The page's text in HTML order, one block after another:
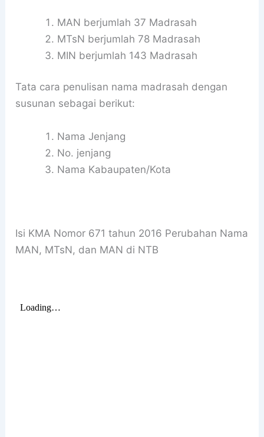
MAN berjumlah 37 Madrasah
MTsN berjumlah 78 Madrasah
MIN berjumlah 143 Madrasah
Tata cara penulisan nama madrasah dengan
susunan sebagai berikut:
Nama Jenjang
No. jenjang
Nama Kabaupaten/Kota
Isi KMA Nomor 671 tahun 2016 Perubahan Nama
MAN, MTsN, dan MAN di NTB